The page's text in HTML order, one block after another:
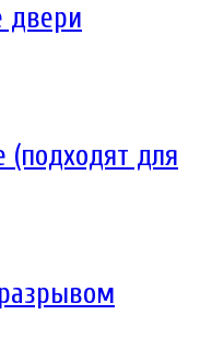
двери
для